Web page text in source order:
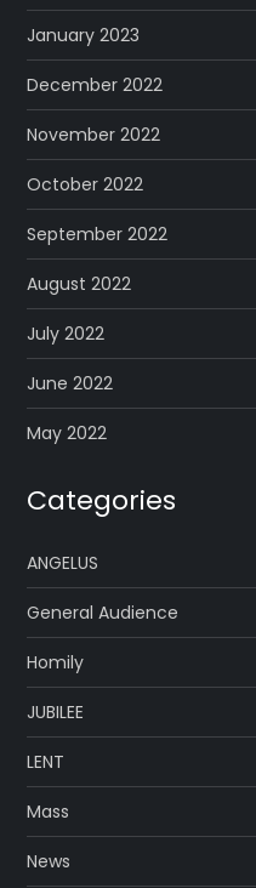
January 2023
December 2022
November 2022
October 2022
September 2022
August 2022
July 2022
June 2022
May 2022
Categories
ANGELUS
General Audience
Homily
JUBILEE
LENT
Mass
News